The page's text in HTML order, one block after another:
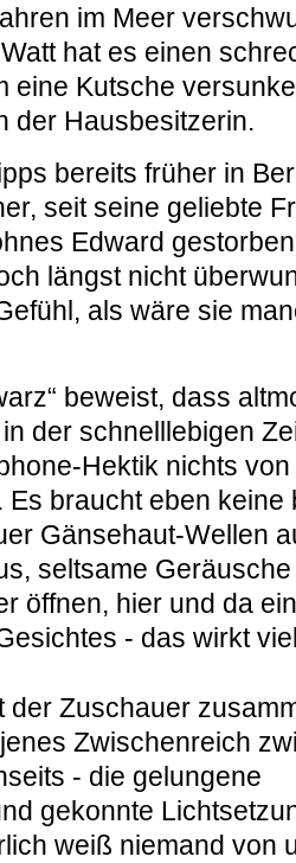
im Meer
hat es einen
eine Kutsche
der Hausbesitzerin.
bereits früher in
seit seine geliebte
Edward
längst nicht
als wäre sie
beweist, dass
der schnelllebigen
Hektik nichts
Es braucht eben keine
Gänsehaut-Wellen
seltsame
öffnen, hier und da
- das wirkt
der Zuschauer
Zwischenreich
- die gelungene
gekonnte
weiß niemand von